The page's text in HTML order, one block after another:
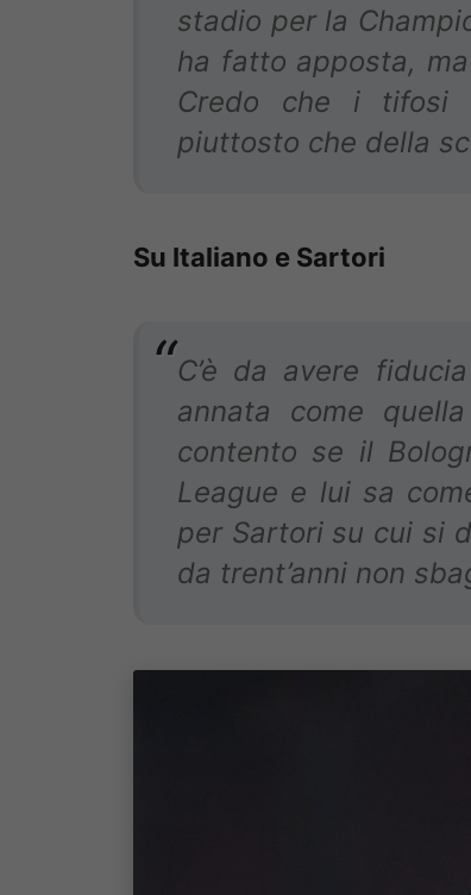
stadio per la
ha fatto apposta,
Credo che i tifosi
piuttosto che della
Su Italiano e Sartori
C’è da avere
annata come
contento se il
League e lui sa
per Sartori su cui si
da trent’anni non